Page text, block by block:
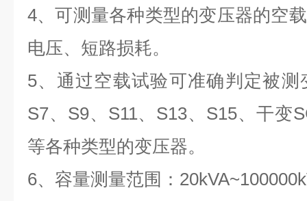
4、可测量各种类型的变压器的空
电压、短路损耗。
5、通过空载试验可准确判定被
S7、S9、S11、S13、S15、干变
等各种类型的变压器。
6、容量测量范围：